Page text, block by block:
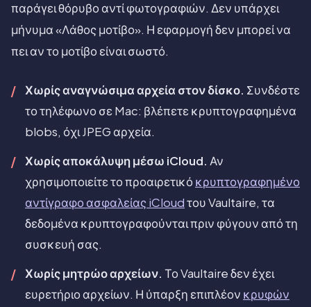
παράγει θόρυβο αντί φωτογραφιών. Δεν υπάρχει
μήνυμα «Λάθος μοτίβο». Η εφαρμογή δεν μπορεί να
πει αν το μοτίβο είναι σωστό.
Χωρίς αναγνώσιμα αρχεία στον δίσκο. Συνδέστε
το τηλέφωνο σε Mac: βλέπετε κρυπτογραφημένα
blobs, όχι JPEG αρχεία.
Χωρίς αποκάλυψη μέσω iCloud. Αν
χρησιμοποιείτε το προαιρετικό κρυπτογραφημένο
αντίγραφο ασφαλείας iCloudτου Vaultaire, τα
δεδομένα κρυπτογραφούνται πριν φύγουν από τη
συσκευή σας.
Χωρίς μητρώο αρχείων. Το Vaultaire δεν έχει
ευρετήριο αρχείων. Η ύπαρξη επιπλέον κρυφών